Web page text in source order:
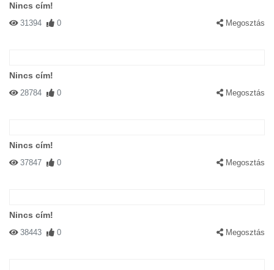
Nincs cím!
31394 0 Megosztás
Nincs cím!
28784 0 Megosztás
Nincs cím!
37847 0 Megosztás
Nincs cím!
38443 0 Megosztás